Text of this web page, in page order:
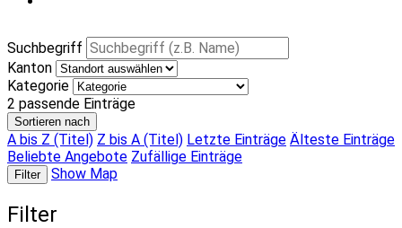
Suchbegriff
Kanton
Kategorie
2 passende Einträge
Sortieren nach
A bis Z (Titel) Z bis A (Titel) Letzte Einträge Älteste Einträge
Beliebte Angebote Zufällige Einträge
Filter Show Map
Filter